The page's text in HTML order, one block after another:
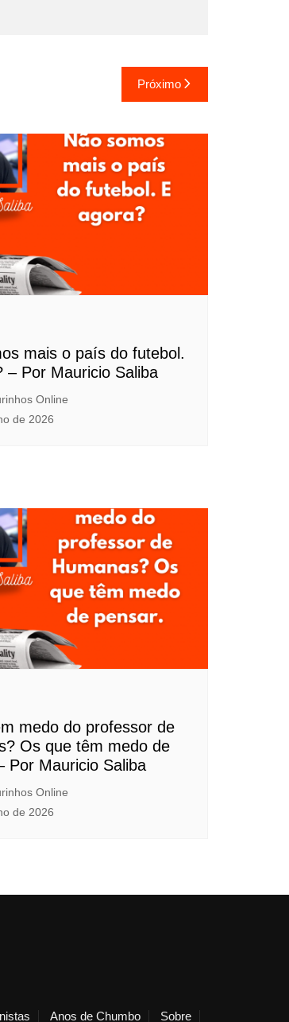
Próximo
mais o país do futebol.
– Por Mauricio Saliba
Online
de 2026
medo do professor de
Os que têm medo de
Por Mauricio Saliba
Online
de 2026
Anos de Chumbo Sobre